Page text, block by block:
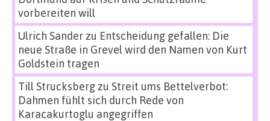
vorbereiten will
Ulrich Sanderzu Entscheidung gefallen: Die
neue Straße in Grevel wird den Namen von Kurt
Goldstein tragen
Till Strucksbergzu Streit ums Bettelverbot:
Dahmen fühlt sich durch Rede von
Karacakurtoglu angegriffen